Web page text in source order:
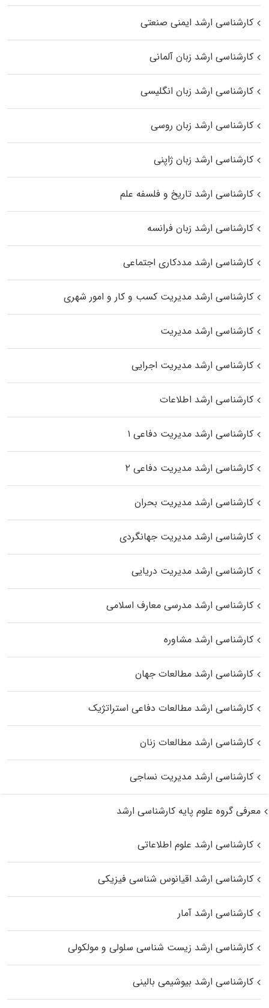
کارشناسی ارشد ایمنی صنعتی
کارشناسی ارشد زبان آلمانی
کارشناسی ارشد زبان انگلیسی
کارشناسی ارشد زبان روسی
کارشناسی ارشد زبان ژاپنی
کارشناسی ارشد تاریخ و فلسفه علم
کارشناسی ارشد زبان فرانسه
کارشناسی ارشد مددکاری اجتماعی
کارشناسی ارشد مدیریت کسب و کار و امور شهری
کارشناسی ارشد مدیریت
کارشناسی ارشد مدیریت اجرایی
کارشناسی ارشد اطلاعات
کارشناسی ارشد مدیریت دفاعی ۱
کارشناسی ارشد مدیریت دفاعی ۲
کارشناسی ارشد مدیریت بحران
کارشناسی ارشد مدیریت جهانگردی
کارشناسی ارشد مدیریت دریایی
کارشناسی ارشد مدرسی معارف اسلامی
کارشناسی ارشد مشاوره
کارشناسی ارشد مطالعات جهان
کارشناسی ارشد مطالعات دفاعی استراتژیک
کارشناسی ارشد مطالعات زنان
کارشناسی ارشد مدیریت نساجی
معرفی گروه علوم پایه کارشناسی ارشد
کارشناسی ارشد علوم اطلاعاتی
کارشناسی ارشد اقیانوس‌ شناسی فیزیکی
کارشناسی ارشد آمار
کارشناسی ارشد زیست شناسی سلولی و مولکولی
کارشناسی ارشد بیوشیمی بالینی